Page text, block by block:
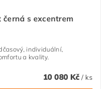
černá s excentrem
individuální,
a kvality.
10 080 Kč / ks